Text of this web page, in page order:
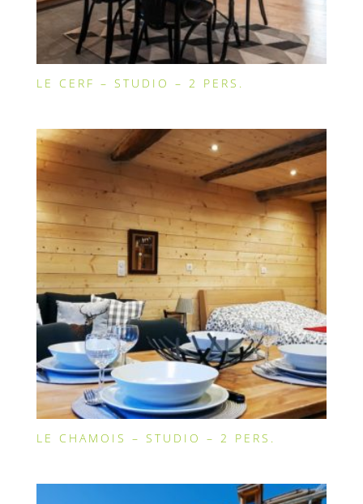
LE CERF – STUDIO – 2 PERS.
LE CHAMOIS – STUDIO – 2 PERS.